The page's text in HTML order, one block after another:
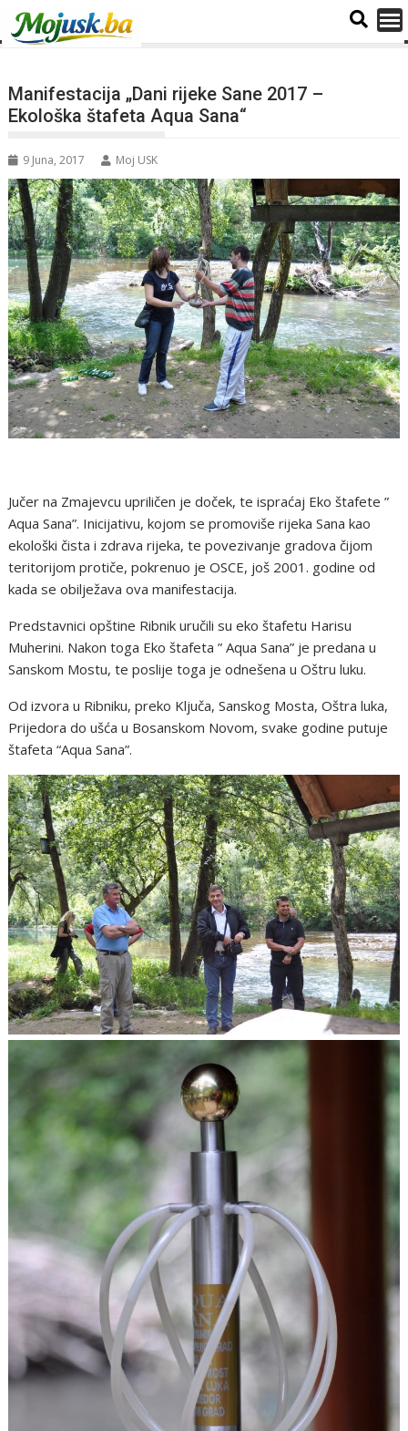
Manifestacija „Dani rijeke Sane 2017 –
Ekološka štafeta Aqua Sana“
9 Juna, 2017 Moj USK
Jučer na Zmajevcu upriličen je doček, te ispraćaj Eko štafete ”
Aqua Sana”. Inicijativu, kojom se promoviše rijeka Sana kao
ekološki čista i zdrava rijeka, te povezivanje gradova čijom
teritorijom protiče, pokrenuo je OSCE, još 2001. godine od
kada se obilježava ova manifestacija.
Predstavnici opštine Ribnik uručili su eko štafetu Harisu
Muherini. Nakon toga Eko štafeta ” Aqua Sana” je predana u
Sanskom Mostu, te poslije toga je odnešena u Oštru luku.
Od izvora u Ribniku, preko Ključa, Sanskog Mosta, Oštra luka,
Prijedora do ušća u Bosanskom Novom, svake godine putuje
štafeta “Aqua Sana”.